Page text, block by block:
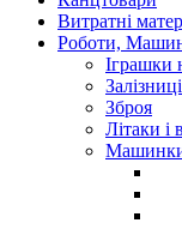
Витратні
Роботи,
Іграшки
Зброя
Літаки і